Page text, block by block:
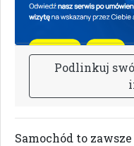
Podlinkuj swó
i
Samochód to